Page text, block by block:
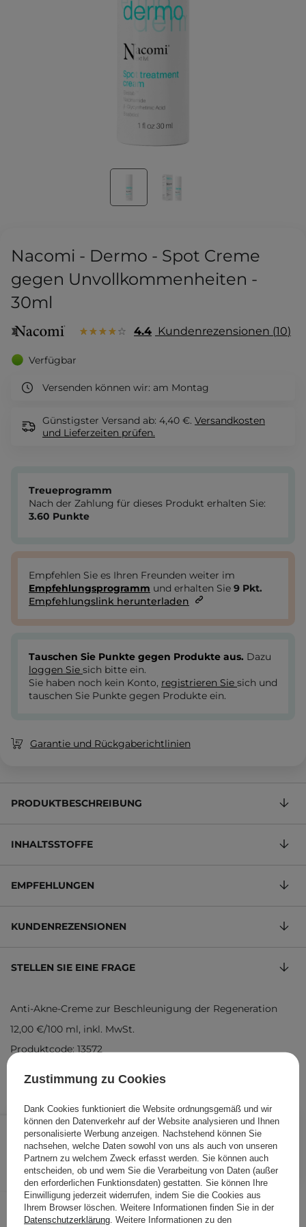
Nacomi - Dermo - Spot Creme
gegen Unvollkommenheiten -
30ml
4.4 Kundenrezensionen 10
Verfügbar
Versenden können wir: am Montag
Günstigster Versand ab: 4,40 €. Versandkosten
und Lieferzeiten prüfen.
3,60 € /Stk.
IN DEN WARENKORB
Treueprogramm
Nach der Zahlung für dieses Produkt erhalten Sie:
3.60 Punkte
Empfehlen Sie es Ihren Freunden weiter im
Empfehlungsprogramm und erhalten Sie 9 Pkt.
Empfehlungslink herunterladen
Tauschen Sie Punkte gegen Produkte aus. Dazu
loggen Sie sich bitte ein.
Sie haben noch kein Konto, registrieren Sie sich und
tauschen Sie Punkte gegen Produkte ein.
Garantie und Rückgaberichtlinien
PRODUKTBESCHREIBUNG
INHALTSSTOFFE
EMPFEHLUNGEN
KUNDENREZENSIONEN
STELLEN SIE EINE FRAGE
Anti-Akne-Creme zur Beschleunigung der Regeneration
12,00 €/100 ml, inkl. MwSt.
Produktcode: 13572
Folgende Produkte wurden von
anderen Kunden geprüft
Zustimmung zu Cookies
Dank Cookies funktioniert die Website ordnungsgemäß und wir
können den Datenverkehr auf der Website analysieren und Ihnen
personalisierte Werbung anzeigen. Nachstehend können Sie
nachsehen, welche Daten sowohl von uns als auch von unseren
Partnern zu welchem Zweck erfasst werden. Sie können auch
entscheiden, ob und wem Sie die Verarbeitung von Daten (außer
den erforderlichen Funktionsdaten) gestatten. Sie können Ihre
Einwilligung jederzeit widerrufen, indem Sie die Cookies aus
Ihrem Browser löschen. Weitere Informationen finden Sie in der
Datenschutzerklärung . Weitere Informationen zu den